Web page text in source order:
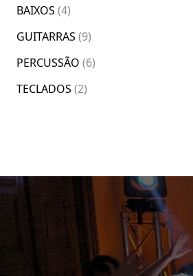
BAIXOS (4)
GUITARRAS (9)
PERCUSSÃO (6)
TECLADOS (2)